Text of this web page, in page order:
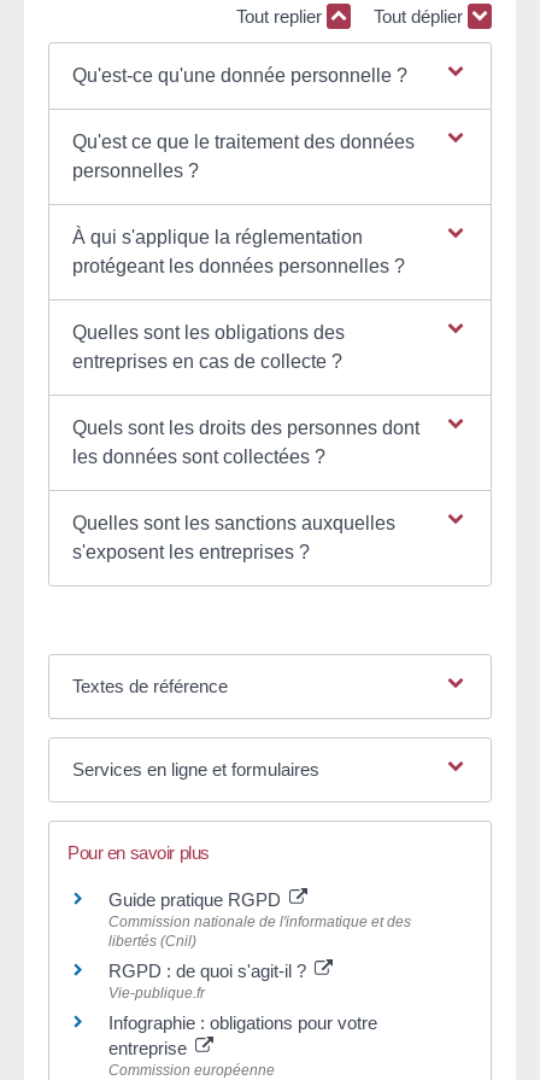
Tout replier Tout déplier
Qu'est-ce qu'une donnée personnelle ?
Qu'est ce que le traitement des données
personnelles ?
À qui s'applique la réglementation
protégeant les données personnelles ?
Quelles sont les obligations des
entreprises en cas de collecte ?
Quels sont les droits des personnes dont
les données sont collectées ?
Quelles sont les sanctions auxquelles
s'exposent les entreprises ?
Textes de référence
Services en ligne et formulaires
Pour en savoir plus
Guide pratique RGPD
Commission nationale de l'informatique et des
libertés (Cnil)
RGPD : de quoi s'agit-il ?
Vie-publique.fr
Infographie : obligations pour votre
entreprise
Commission européenne